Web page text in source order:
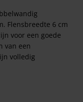
Flensbreedte 6 cm
voor een goede
van een
volledig